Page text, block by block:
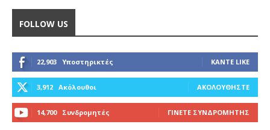
FOLLOW US
22,903 Υποστηρικτές ΚΆΝΤΕ LIKE
3,912 Ακόλουθοι ΑΚΟΛΟΥΘΉΣΤΕ
14,700 Συνδρομητές ΓΊΝΕΤΕ ΣΥΝΔΡΟΜΗΤΉΣ